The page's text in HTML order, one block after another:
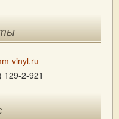
vinyl.ru
129-2-921